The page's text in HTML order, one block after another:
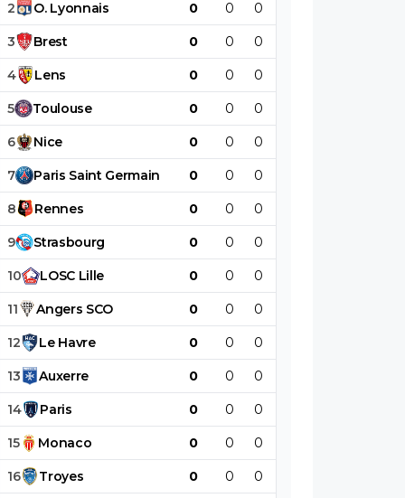
2 O. Lyonnais 0 0 0
3 Brest 0 0 0
4 Lens 0 0 0
5 Toulouse 0 0 0
6 Nice 0 0 0
7 Paris Saint Germain 0 0 0
8 Rennes 0 0 0
9 Strasbourg 0 0 0
10 LOSC Lille 0 0 0
11 Angers SCO 0 0 0
12 Le Havre 0 0 0
13 Auxerre 0 0 0
14 Paris 0 0 0
15 Monaco 0 0 0
16 Troyes 0 0 0